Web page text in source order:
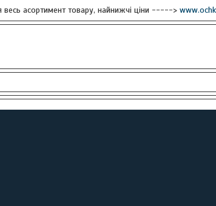
весь асортимент товару, найнижчі ціни ----->